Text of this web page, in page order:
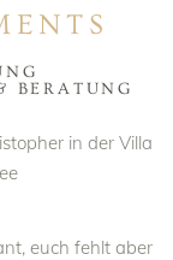
BERATUNG
euch fehlt aber